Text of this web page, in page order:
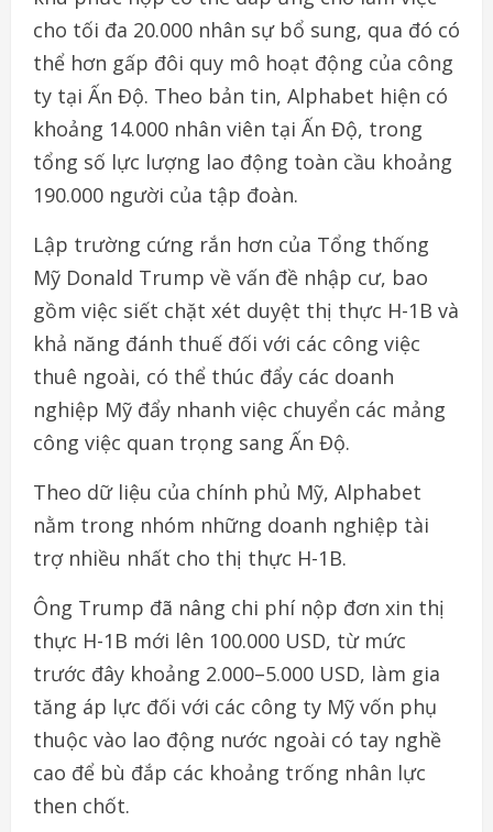
cho tối đa 20.000 nhân sự bổ sung, qua đó có
thể hơn gấp đôi quy mô hoạt động của công
ty tại Ấn Độ. Theo bản tin, Alphabet hiện có
khoảng 14.000 nhân viên tại Ấn Độ, trong
tổng số lực lượng lao động toàn cầu khoảng
190.000 người của tập đoàn.
Lập trường cứng rắn hơn của Tổng thống
Mỹ Donald Trump về vấn đề nhập cư, bao
gồm việc siết chặt xét duyệt thị thực H-1B và
khả năng đánh thuế đối với các công việc
thuê ngoài, có thể thúc đẩy các doanh
nghiệp Mỹ đẩy nhanh việc chuyển các mảng
công việc quan trọng sang Ấn Độ.
Theo dữ liệu của chính phủ Mỹ, Alphabet
nằm trong nhóm những doanh nghiệp tài
trợ nhiều nhất cho thị thực H-1B.
Ông Trump đã nâng chi phí nộp đơn xin thị
thực H-1B mới lên 100.000 USD, từ mức
trước đây khoảng 2.000–5.000 USD, làm gia
tăng áp lực đối với các công ty Mỹ vốn phụ
thuộc vào lao động nước ngoài có tay nghề
cao để bù đắp các khoảng trống nhân lực
then chốt.